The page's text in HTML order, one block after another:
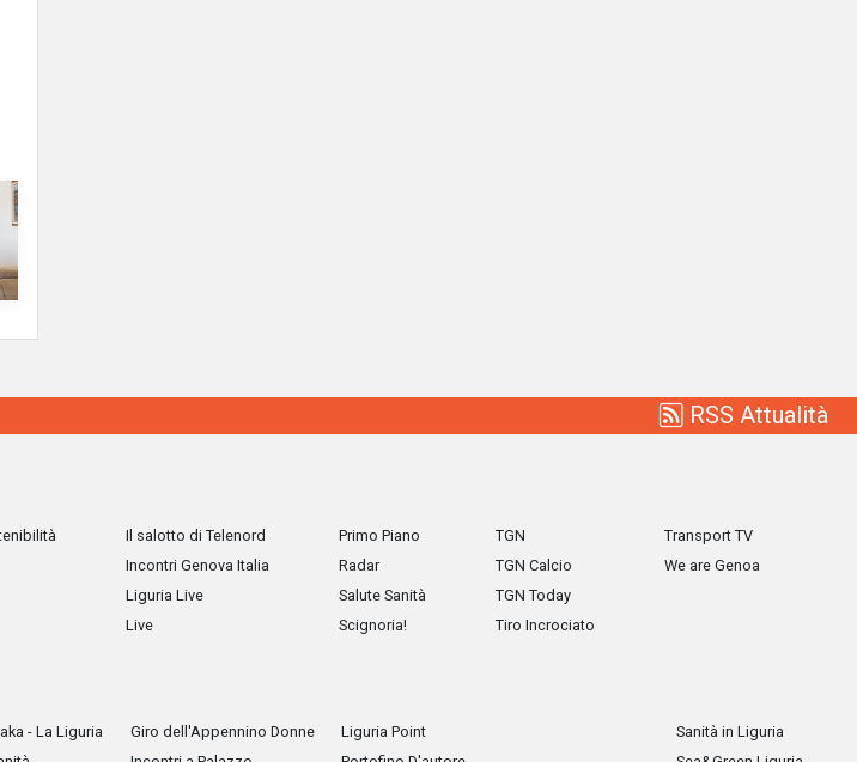
RSS Attualità
Il salotto di Telenord
Incontri Genova Italia
Liguria Live
Live
Primo Piano
Radar
Salute Sanità
Scignoria!
TGN
TGN Calcio
TGN Today
Tiro Incrociato
Transport TV
We are Genoa
- La Liguria
Giro dell'Appennino Donne
Liguria Point
Sanità in Liguria